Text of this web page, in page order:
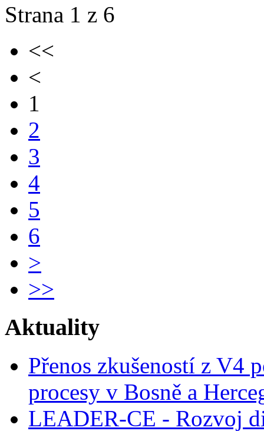
Strana 1 z 6
<<
<
1
2
3
4
5
6
>
>>
Aktuality
Přenos zkušeností z V4
procesy v Bosně a
LEADER-CE - Rozvoj